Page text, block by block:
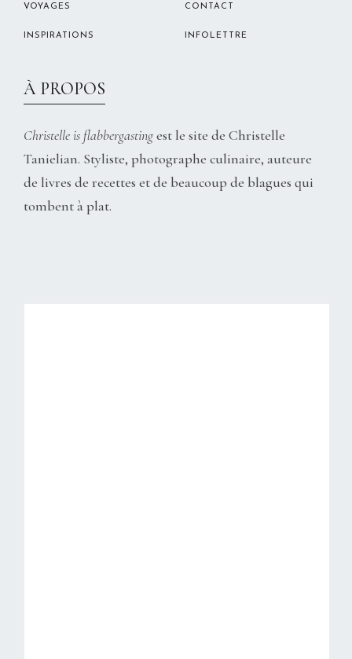
VOYAGES
INSPIRATIONS
CONTACT
INFOLETTRE
À PROPOS
Christelle is flabbergastingest le site de Christelle
Tanielian. Styliste, photographe culinaire, auteure
de livres de recettes et de beaucoup de blagues qui
tombent à plat.